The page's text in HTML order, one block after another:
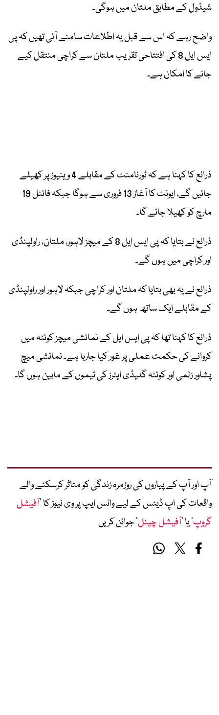
شیڈول کے مطابق ملتان میں ہوگی۔
واضح رہے کہ اس سے قبل یہ اطلاعات سامنے آئی تھیں کہ پی
ایس ایل 8 کی افتتاحی تقریب ملتان سے کراچی منتقل کیے
جانے کا امکان ہے۔
ذرائع کا کہنا ہے کہ ٹورنامنٹ کے مقابلے 4 وینیوز پر کھیلے
جائیں گے، ایونٹ کا آغاز 13 فروری سے ہوگا جبکہ فائنل 19
مارچ کو کھیلا جائے گا۔
ذرائع نے بتایا کہ پی ایس ایل 8 کے میچز لاہور، ملتان، راولپنڈی
اور کراچی میں ہوں گے۔
ذرائع نے یہ بھی بتایا کہ ملتان اور کراچی جبکہ لاہور اور راولپنڈی
کے مقابلے ایک ساتھ ہوں گے۔
ذرائع کا کہنا تھا کہ پی ایس ایل کے نمائشی میچز کوئٹہ میں
کروانے کی حکمت عملی پر غور کیا جارہا ہے۔ نمائشی میچ
پشاور زلمی اور کوئٹہ گلیڈی ایٹرز کی ٹیموں کے مابین ہوں گا۔
آپ اور آپ کے پیاروں کی روزمرہ زندگی کو متاثر کرسکنے والے
واقعات کی اپ ڈیٹس کے لیے واٹس ایپ پر وی نیوز کا ’آفیشل
گروپ‘ یا ’آفیشل چینل‘ جوائن کریں